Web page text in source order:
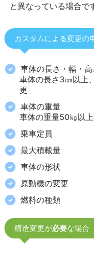
と異なっている場合で
カスタムによる変更の
車体の長さ・幅・高
車体の長さ3㎝以上
更
車体の重量
車体の重量50㎏以
乗車定員
最大積載量
車体の形状
原動機の変更
燃料の種類
構造変更が必要な場合